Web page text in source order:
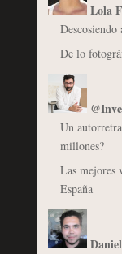
Lola
De lo
Un
millones?
Las mejores
España